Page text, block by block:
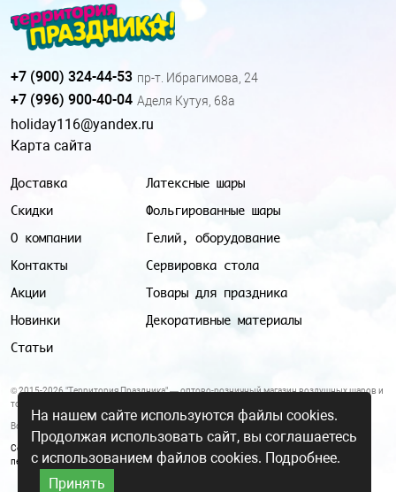
Доставка
Скидки
О компании
Контакты
Акции
Новинки
Статьи
Латексные шары
Фольгированные шары
Гелий, оборудование
Сервировка стола
Товары для праздника
Декоративные материалы
+7 (900) 324-44-53 пр-т. Ибрагимова, 24
+7 (996) 900-40-04 Аделя Кутуя, 68а
holiday116@yandex.ru
Карта сайта
© 2015-2026 "Территория Праздника" — оптово-розничный магазин воздушных шаров и
товаров для праздника.
Все цены и условия, указанные на данном сайте, не являются публичной офертой.
Согласие на обработку персональных данных
персональных данных
На нашем сайте используются файлы cookies.
Продолжая использовать сайт, вы соглашаетесь
с использованием файлов cookies. Подробнее.
Принять